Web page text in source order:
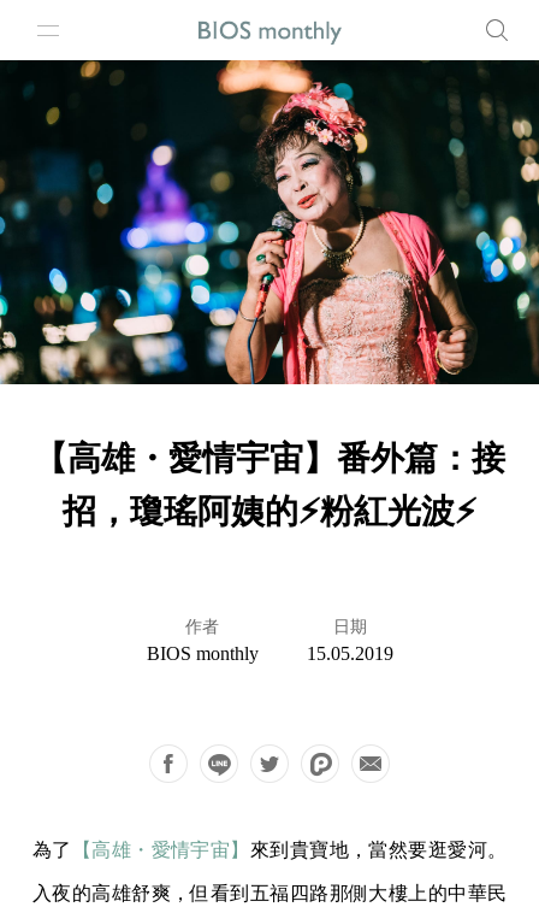
【高雄・愛情宇宙】番外篇：接
招，瓊瑤阿姨的⚡粉紅光波⚡
作者
BIOS monthly
日期
15.05.2019
為了 【高雄・愛情宇宙】 來到貴寶地，當然要逛愛河。
入夜的高雄舒爽，但看到五福四路那側大樓上的中華民